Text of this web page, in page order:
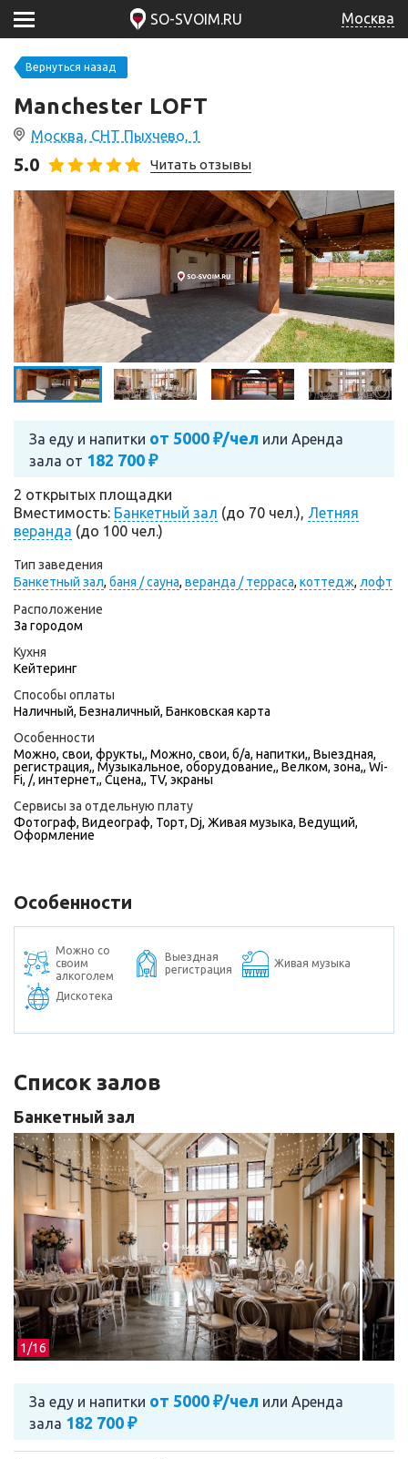
SO-SVOIM.RU Москва
Вернуться назад
Manchester LOFT
Москва, СНТ Пыхчево, 1
5.0 Читать отзывы
За еду и напитки от 5000 ₽/чел или Аренда
зала от 182 700 ₽
2 открытых площадки
Вместимость: Банкетный зал (до 70 чел.), Летняя
веранда (до 100 чел.)
Тип заведения
Банкетный зал, баня / сауна, веранда / терраса, коттедж, лофт
Расположение
За городом
Кухня
Кейтеринг
Способы оплаты
Наличный, Безналичный, Банковская карта
Особенности
Можно, свои, фрукты,, Можно, свои, б/а, напитки,, Выездная,
регистрация,, Музыкальное, оборудование,, Велком, зона,, Wi-
Fi, /, интернет,, Сцена,, TV, экраны
Сервисы за отдельную плату
Фотограф, Видеограф, Торт, Dj, Живая музыка, Ведущий,
Оформление
Особенности
Можно со
своим
алкоголем
Выездная
регистрация
Живая музыка
Дискотека
Список залов
1/16
Банкетный зал
За еду и напитки от 5000 ₽/чел или Аренда
зала 182 700 ₽